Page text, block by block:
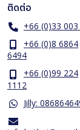
ติดต่อ
+66 (0)33 003
+66 (0)8 6864
6494
+66 (0)99 224
1112
Jilly: